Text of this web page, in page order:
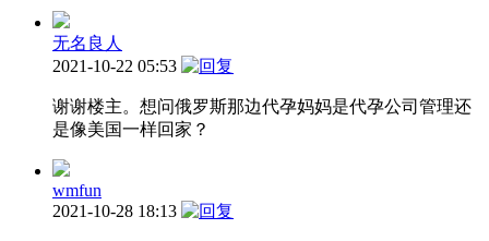
无名良人
2021-10-22 05:53
谢谢楼主。想问俄罗斯那边代孕妈妈是代孕公司管理还
是像美国一样回家？
wmfun
2021-10-28 18:13